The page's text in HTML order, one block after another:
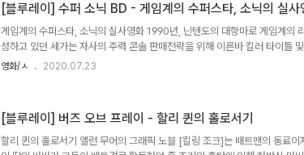
인간’ 소재가 다양한 변주로 활용되었다. 심지어 한국에서도 1987년 김기충
이영하와 함께 [투명인간]이란 영화를 찍은 바 있다. 오늘날 대중적인 의미에
[블루레이] 수퍼 소닉 BD - 게임계의 수퍼스타, 소닉의 실사
게임계의 수퍼스타, 소닉의 실사영화 1990년, 닌텐도의 대항마로 게임계의
성하고 있던 세가는 자사의 주력 콘솔 판매전략을 위해 이른바 킬러 타이틀
를 구축하는 데 주력하고 있었다. 이미 수년 전에 닌텐도는 ‘슈퍼 마리오’라는
CPU를 탑재했지만 그래픽과 사운드에서 부족하다는 인식이 지배적이었기 때
복할 만한 대체방안을 찾아내야 하는 간절함도 있었다. 이에 통칭 ‘SEGA
영화/ㅅ 2020.07.23
[블루레이] 버즈 오브 프레이 - 할리 퀸의 홀로서기
할리 퀸의 홀로서기 앨런 무어의 그래픽 노블 [킬링 조크]는 배트맨의 동료이